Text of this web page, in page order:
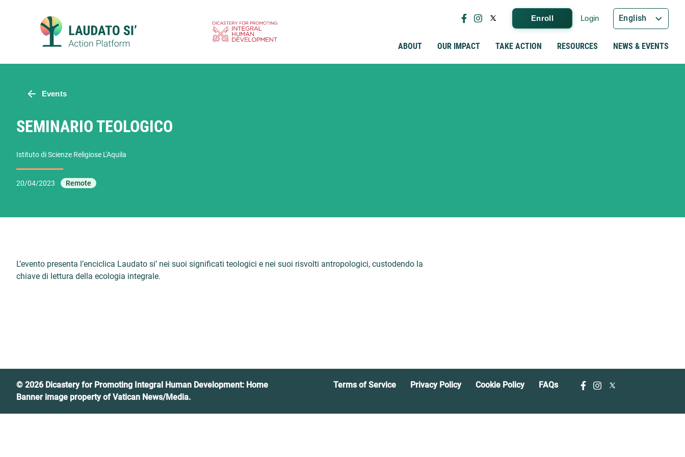
ABOUT
OUR IMPACT TAKE ACTION RESOURCES NEWS & EVENTS
Enroll Login English
Events
SEMINARIO TEOLOGICO
Istituto di Scienze Religiose L'Aquila
20/04/2023 Remote
L’evento presenta l’enciclica Laudato si’ nei suoi significati teologici e nei suoi risvolti antropologici, custodendo la
chiave di lettura della ecologia integrale.
© 2026 Dicastery for Promoting Integral Human Development: Home
Banner image property of Vatican News/Media.
Terms of Service Privacy Policy Cookie Policy FAQs